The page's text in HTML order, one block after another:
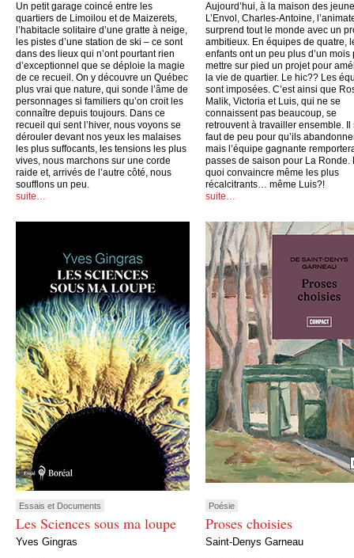
Un petit garage coincé entre les
quartiers de Limoilou et de Maizerets,
l’habitacle solitaire d’une gratte à neige,
les pistes d’une station de ski – ce sont
dans des lieux qui n’ont pourtant rien
d’exceptionnel que se déploie la magie
de ce recueil. On y découvre un Québec
plus vrai que nature, qui sonde l’âme de
personnages si familiers qu’on croit les
connaître depuis toujours. Dans ce
recueil qui sent l’hiver, nous voyons se
dérouler devant nos yeux les malaises
les plus suffocants, les tensions les plus
vives, nous marchons sur une corde
raide et, arrivés de l’autre côté, nous
soufflons un peu.
suite…
Aujourd’hui, à la maison des
L’Envol, Charles-Antoine,
surprend tout le monde avec un
ambitieux. En équipes de quatre,
enfants ont un peu plus d’un mois
mettre sur pied un projet pour
la vie de quartier. Le hic?? Les
sont imposées. C’est ainsi que
Malik, Victoria et Luis, qui ne se
connaissent pas beaucoup, se
retrouvent à travailler ensemble. Il
faut de peu pour qu’ils
mais l’équipe gagnante
passes de saison pour La Ronde.
quoi convaincre même les plus
récalcitrants… même Luis?!
suite…
Essais et Documents
Les Sciences sous ma loupe
Yves Gingras
Poésie
Proses choisies
Saint-Denys Garneau